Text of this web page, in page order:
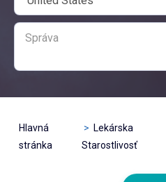
Hlavná
stránka
Lekárska
Starostlivosť